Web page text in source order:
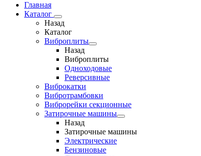
Главная
Каталог
Назад
Каталог
Виброплиты
Назад
Виброплиты
Одноходовые
Реверсивные
Виброкатки
Вибротрамбовки
Виброрейки секционные
Затирочные машины
Назад
Затирочные машины
Электрические
Бензиновые